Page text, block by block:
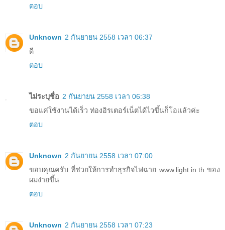
ตอบ
Unknown 2 กันยายน 2558 เวลา 06:37
ดี
ตอบ
ไม่ระบุชื่อ 2 กันยายน 2558 เวลา 06:38
ขอแค่ใช้งานได้เร็ว ท่องอิรเตอร์เน็ตได้ไวขึ้นก็โอเเล้วค่ะ
ตอบ
Unknown 2 กันยายน 2558 เวลา 07:00
ขอบคุณครับ ที่ช่วยให้การทำธุรกิจไฟฉาย www.light.in.th ของ
ผมง่ายขึ้น
ตอบ
Unknown 2 กันยายน 2558 เวลา 07:23